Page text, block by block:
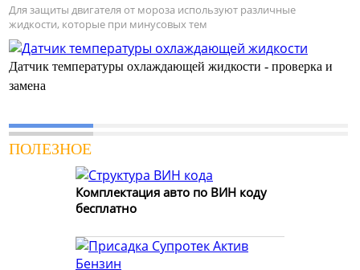
Для защиты двигателя от мороза используют различные
жидкости, которые при минусовых тем
Датчик температуры охлаждающей жидкости - проверка и
замена
ПОЛЕЗНОЕ
Комплектация авто по ВИН коду
бесплатно